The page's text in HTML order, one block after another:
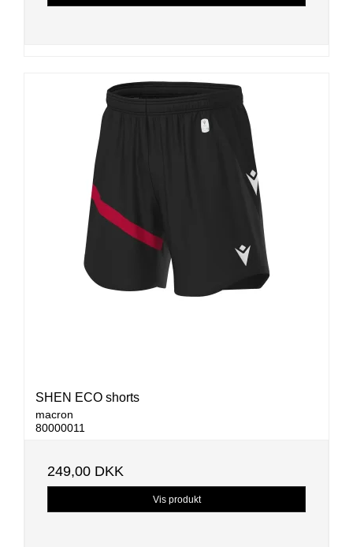
SHEN ECO shorts
macron
80000011
249,00 DKK
Vis produkt